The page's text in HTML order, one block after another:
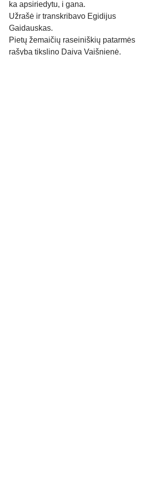
ka apsiriedytu, i gana.
Užrašė ir transkribavo Egidijus
Gaidauskas.
Pietų žemaičių raseiniškių patarmės
rašybą tikslino Daiva Vaišnienė.